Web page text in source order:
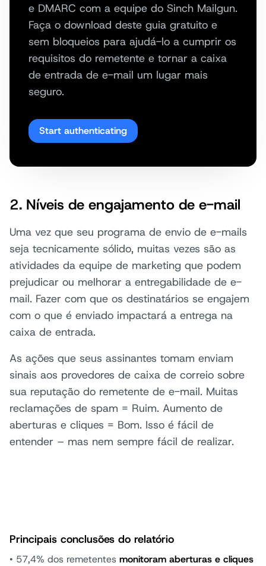
e DMARC com a equipe do Sinch Mailgun.
Faça o download deste guia gratuito e
sem bloqueios para ajudá-lo a cumprir os
requisitos do remetente e tornar a caixa
de entrada de e-mail um lugar mais
seguro.
Start authenticating
2. Níveis de engajamento de e-mail
Uma vez que seu programa de envio de e-mails
seja tecnicamente sólido, muitas vezes são as
atividades da equipe de marketing que podem
prejudicar ou melhorar a entregabilidade de e-
mail. Fazer com que os destinatários se engajem
com o que é enviado impactará a entrega na
caixa de entrada.
As ações que seus assinantes tomam enviam
sinais aos provedores de caixa de correio sobre
sua reputação do remetente de e-mail. Muitas
reclamações de spam = Ruim. Aumento de
aberturas e cliques = Bom. Isso é fácil de
entender – mas nem sempre fácil de realizar.
Principais conclusões do relatório
• 57,4% dos remetentes monitoram aberturas e cliques